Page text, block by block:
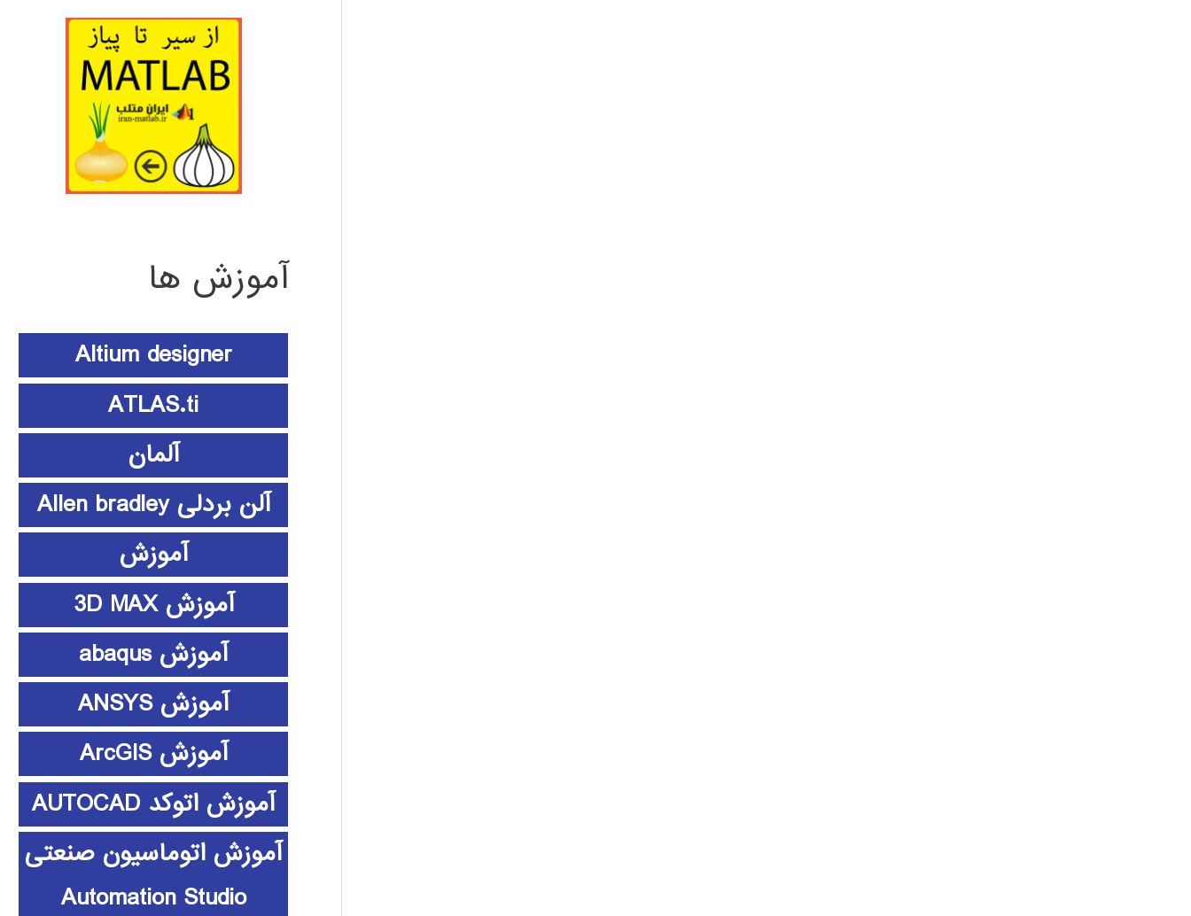
آموزش ها
Altium designer
ATLAS.ti
آلمان
آلن بردلی Allen bradley
آموزش
آموزش 3D MAX
آموزش abaqus
آموزش ANSYS
آموزش ArcGIS
آموزش اتوکد AUTOCAD
آموزش اتوماسیون صنعتی
Automation Studio